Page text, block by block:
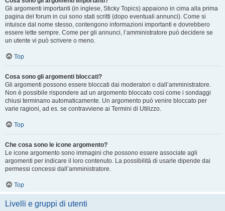
Gli argomenti importanti (in inglese, Sticky Topics) appaiono in cima alla prima
pagina del forum in cui sono stati scritti (dopo eventuali annunci). Come si
intuisce dal nome stesso, contengono informazioni importanti e dovrebbero
essere lette sempre. Come per gli annunci, l’amministratore può decidere se
un utente vi può scrivere o meno.
Top
Cosa sono gli argomenti bloccati?
Gli argomenti possono essere bloccati dai moderatori o dall’amministratore.
Non è possibile rispondere ad un argomento bloccato così come i sondaggi
chiusi terminano automaticamente. Un argomento può venire bloccato per
varie ragioni, ad es. se contravviene ai Termini di Utilizzo.
Top
Che cosa sono le icone argomento?
Le icone argomento sono immagini che possono essere associate agli
argomenti per indicare il loro contenuto. La possibilità di usarle dipende dai
permessi concessi dall’amministratore.
Top
Livelli e gruppi di utenti